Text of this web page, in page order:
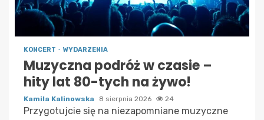
KONCERT WYDARZENIA
Muzyczna podróż w czasie –
hity lat 80-tych na żywo!
Kamila Kalinowska 8 sierpnia 2026 24
Przygotujcie się na niezapomniane muzyczne